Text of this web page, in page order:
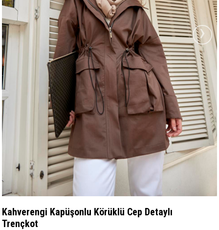
›
Kahverengi Kapüşonlu Körüklü Cep Detaylı
Trençkot